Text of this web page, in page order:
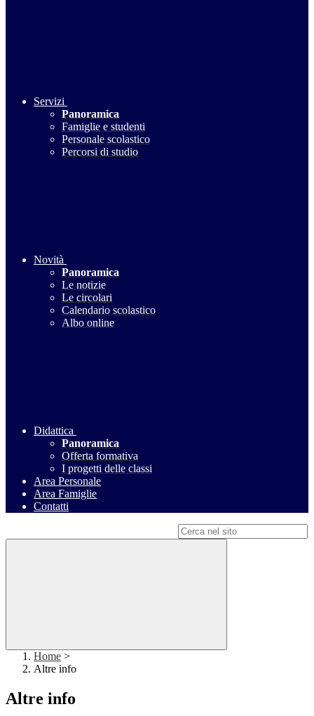
Servizi
Panoramica
Famiglie e studenti
Personale scolastico
Percorsi di studio
Novità
Panoramica
Le notizie
Le circolari
Calendario scolastico
Albo online
Didattica
Panoramica
Offerta formativa
I progetti delle classi
Area Personale
Area Famiglie
Contatti
Home >
Altre info
Altre info